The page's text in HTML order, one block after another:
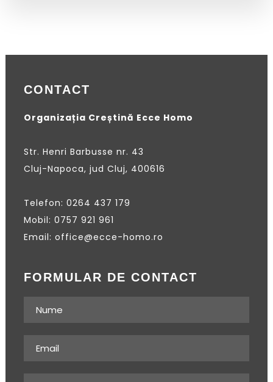
CONTACT
Organizația Creștină Ecce Homo
Str. Henri Barbusse nr. 43
Cluj-Napoca, jud Cluj, 400616
Telefon: 0264 437 179
Mobil: 0757 921 961
Email: office@ecce-homo.ro
FORMULAR DE CONTACT